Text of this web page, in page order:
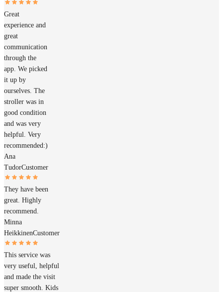
Great
experience and
great
communication
through the
app. We picked
it up by
ourselves. The
stroller was in
good condition
and was very
helpful. Very
recommended:)
Ana
TudorCustomer
They have been
great. Highly
recommend.
Minna
HeikkinenCustomer
This service was
very useful, helpful
and made the visit
super smooth. Kids